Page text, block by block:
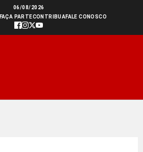
06/08/2026
FAÇA PARTECONTRIBUAFALE CONOSCO